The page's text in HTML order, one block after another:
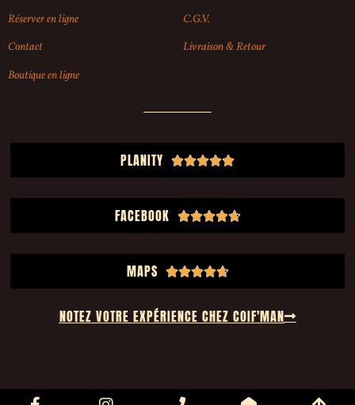
Réserver en ligne
Contact
Boutique en ligne
C.G.V.
Livraison & Retour
PLANITY 
FACEBOOK 
MAPS 
NOTEZ VOTRE EXPÉRIENCE CHEZ COIF'MAN